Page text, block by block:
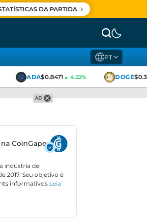
DA PARTIDA
PT
ADA$0.8471▲ 4.22% DOGE
AD
CoinGape
indústria de
2017. Seu objetivo é
informativos Leia